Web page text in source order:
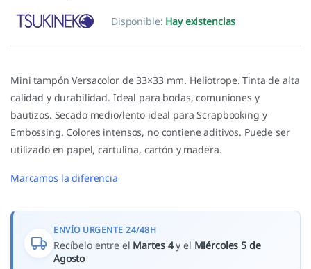
Disponible: Hay existencias
Mini tampón Versacolor de 33×33 mm. Heliotrope. Tinta de alta
calidad y durabilidad. Ideal para bodas, comuniones y
bautizos. Secado medio/lento ideal para Scrapbooking y
Embossing. Colores intensos, no contiene aditivos. Puede ser
utilizado en papel, cartulina, cartón y madera.
Marcamos la diferencia
ENVÍO URGENTE 24/48H
Recíbelo entre el Martes 4y el Miércoles 5 de
Agosto